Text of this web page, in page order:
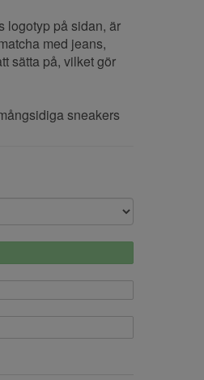
logotyp på sidan, är
med jeans,
sätta på, vilket gör
sneakers